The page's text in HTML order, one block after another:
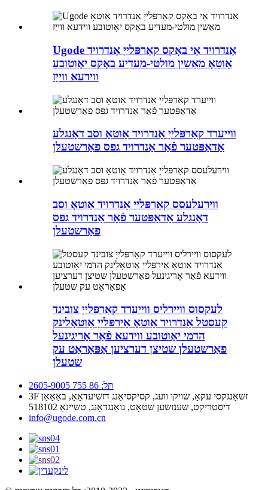
Ugode אַנדרויד אַי באָקס קאַרפּלייַ אַנדרויד
אַוטאָ מאַשין מולטי-מעדיע באָקס יאָוטובע
ווידעא ווייַז
ווייערד קאַרפּלייַ אַנדרויד אַוטאָ וסב דאָנגלע
אַדאַפּטער פֿאַר אַנדרויד גפּס פאַרשטעלן
ווירעלעסס קאַרפּלייַ אַנדרויד אַוטאָ וסב
דאָנגלע אַדאַפּטער פֿאַר אַנדרויד גפּס
פאַרשטעלן
לעקסוס וויירליס ווייערד קאַרפּלייַ צובינד
קעסטל אַנדרויד אַוטאָ אַירפּלייַ אַוטאָלינק
הדמי יאָוטובע ווידעא פֿאַר אָריגינעל
פאַרשטעלן שטיצן דערציען אַפּאַראַט עק
שטעלן
תּל: 86 755 2605-9005
3F זשאָנגקסי עקאָ, שויקו וועג, קסיקסיאַנג דזשיעדאַאָ, באַאָאַן
דיסטריקט, שענזשען שטאָט, גואַנגדאָנג, טשיינאַ 518102
info@ugode.com.cn